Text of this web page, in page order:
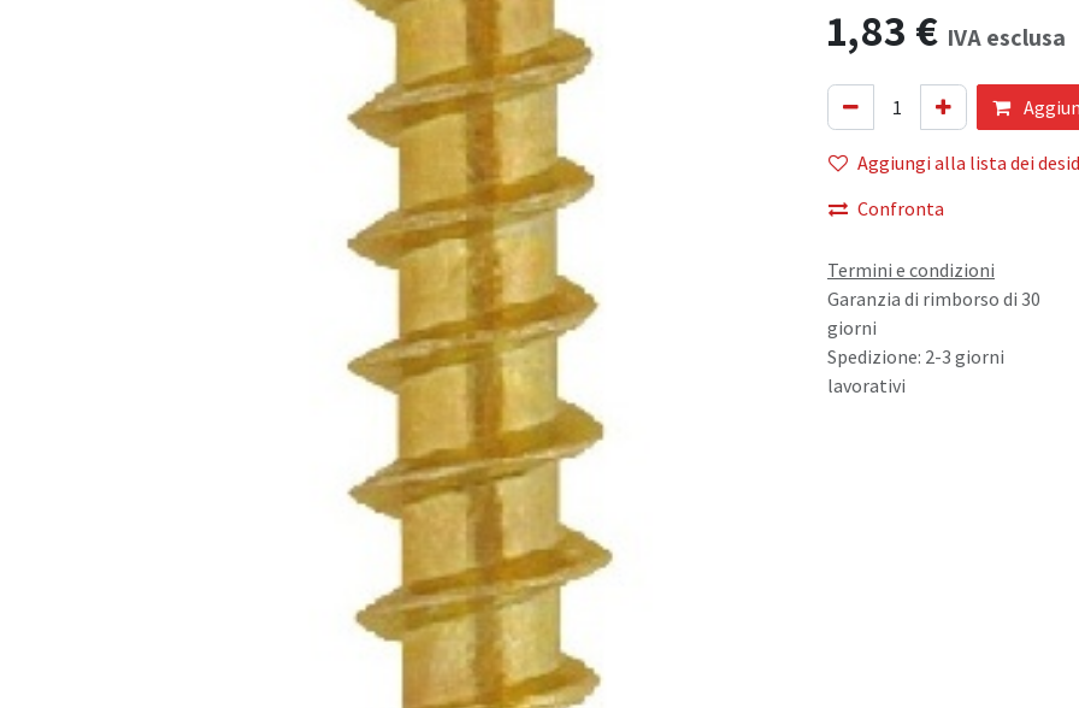
1,83 € IVA esclusa
Aggiungi alla lista dei
Confronta
Termini e condizioni
Garanzia di rimborso di 30
giorni
Spedizione: 2-3 giorni
lavorativi